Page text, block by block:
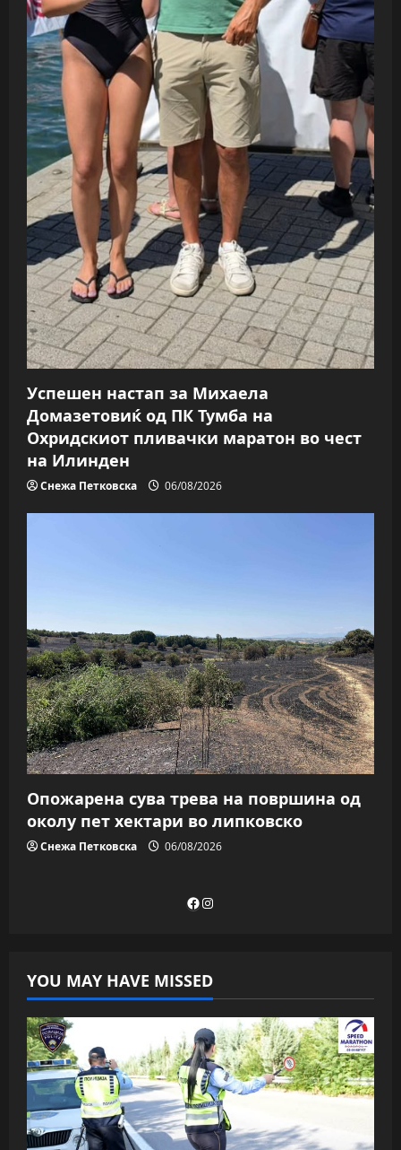
Успешен настап за Михаела
Домазетовиќ од ПК Тумба на
Охридскиот пливачки маратон во чест
на Илинден
Снежа Петковска 06/08/2026
Опожарена сува трева на површина од
околу пет хектари во липковско
Снежа Петковска 06/08/2026
Facebook
Instagram
YOU MAY HAVE MISSED